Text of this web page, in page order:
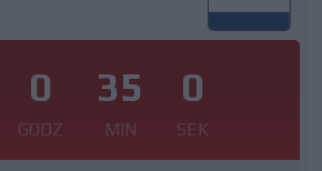
0
GODZ
34
MIN
59
SEK